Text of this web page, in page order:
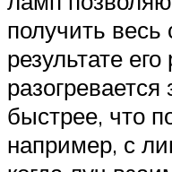
получить весь
результате
разогревается
быстрее, что
например, с